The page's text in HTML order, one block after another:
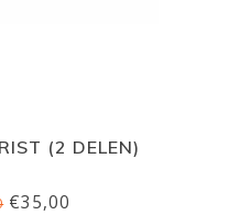
(2 DELEN)
€35,00